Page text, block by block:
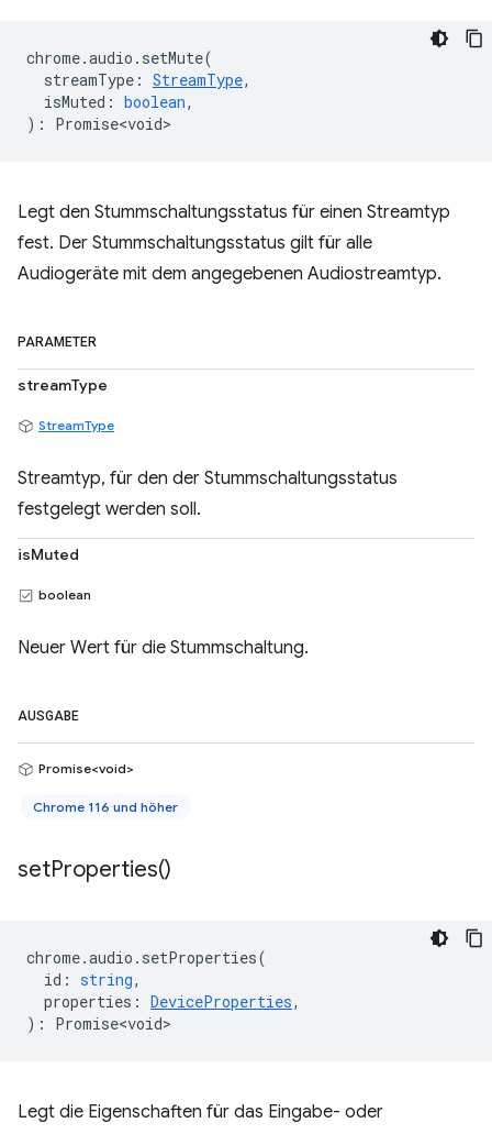
chrome.audio . setMute(
streamType : StreamType,
isMuted : boolean,
) : Promise<void>
Legt den Stummschaltungsstatus für einen Streamtyp
fest. Der Stummschaltungsstatus gilt für alle
Audiogeräte mit dem angegebenen Audiostreamtyp.
PARAMETER
streamType
StreamType
Streamtyp, für den der Stummschaltungsstatus
festgelegt werden soll.
isMuted
boolean
Neuer Wert für die Stummschaltung.
AUSGABE
Promise<void>
Chrome 116 und höher
setProperties()
chrome.audio . setProperties(
id : string,
properties : DeviceProperties,
) : Promise<void>
Legt die Eigenschaften für das Eingabe- oder